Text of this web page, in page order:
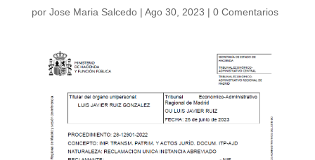
por Jose Maria Salcedo| Ago 30, 2023 | 0 Comentarios